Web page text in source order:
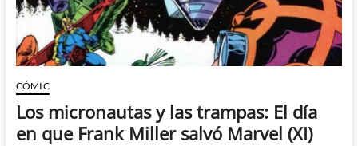
CÓMIC
Los micronautas y las trampas: El día
en que Frank Miller salvó Marvel (XI)